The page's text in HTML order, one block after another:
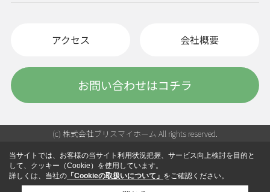
アクセス 会社概要
お問い合わせはコチラ
(c) 株式会社ブリスマイホーム All rights reserved.
当サイトでは、お客様の当サイト利用状況把握、サービス向上検討を目的と
して、クッキー（Cookie）を使用しています。
詳しくは、当社の 「Cookieの取扱いについて」 をご確認ください。